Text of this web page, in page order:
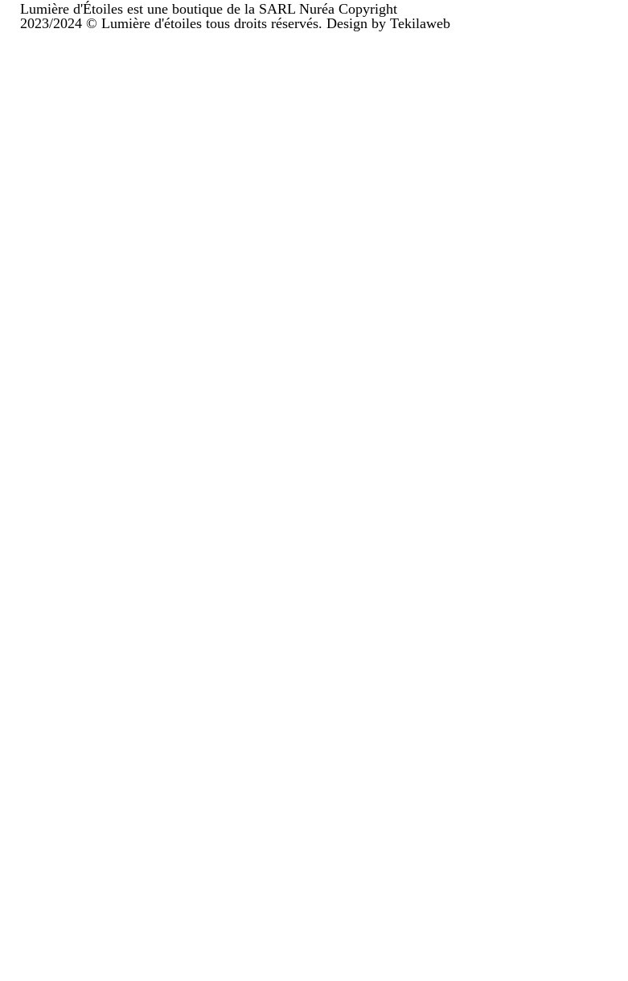
Lumière d'Étoiles est une boutique de la SARL Nuréa Copyright
2023/2024 © Lumière d'étoiles tous droits réservés. Design by Tekilaweb